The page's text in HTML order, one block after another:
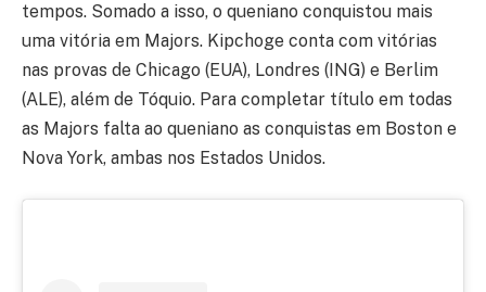
tempos. Somado a isso, o queniano conquistou mais
uma vitória em Majors. Kipchoge conta com vitórias
nas provas de Chicago (EUA), Londres (ING) e Berlim
(ALE), além de Tóquio. Para completar título em todas
as Majors falta ao queniano as conquistas em Boston e
Nova York, ambas nos Estados Unidos.